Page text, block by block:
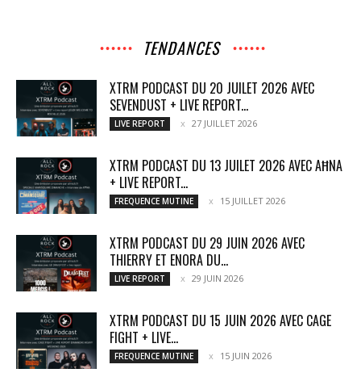
TENDANCES
XTRM PODCAST DU 20 JUILET 2026 AVEC
SEVENDUST + LIVE REPORT...
LIVE REPORT 27 JUILLET 2026
XTRM PODCAST DU 13 JUILET 2026 AVEC AĦNA
+ LIVE REPORT...
FREQUENCE MUTINE 15 JUILLET 2026
XTRM PODCAST DU 29 JUIN 2026 AVEC
THIERRY ET ENORA DU...
LIVE REPORT 29 JUIN 2026
XTRM PODCAST DU 15 JUIN 2026 AVEC CAGE
FIGHT + LIVE...
FREQUENCE MUTINE 15 JUIN 2026